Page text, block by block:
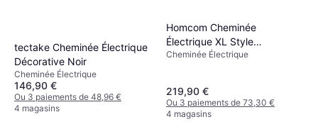
tectake Cheminée Électrique
Décorative Noir
Cheminée Électrique
146,90 €
Ou 3 paiements de 48,96 €
4 magasins
Homcom Cheminée
Électrique XL Style
80x32x80cm Blanc
Cheminée Électrique
219,90 €
Ou 3 paiements de 73,30 €
4 magasins